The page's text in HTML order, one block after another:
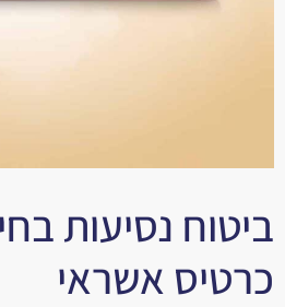
ביטוח נסיעות
כרטיס אשראי